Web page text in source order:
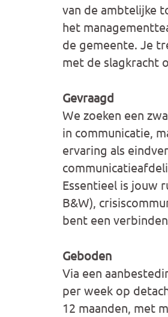
van de ambtelijke
het
de gemeente. Je
met de slagkracht
Gevraagd
We zoeken een
in communicatie,
ervaring als
Essentieel is jouw
B&W),
bent een
Geboden
Via een
per week op
12 maanden, met